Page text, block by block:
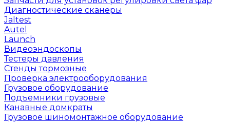
Диагностические сканеры
Jaltest
Autel
Launch
Видеоэндоскопы
Тестеры давления
Стенды тормозные
Проверка электрооборудования
Грузовое оборудование
Подъемники грузовые
Канавные домкраты
Грузовое шиномонтажное оборудование